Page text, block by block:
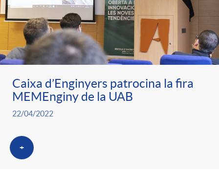
Caixa d’Enginyers patrocina la fira
MEMEnginy de la UAB
22/04/2022
+